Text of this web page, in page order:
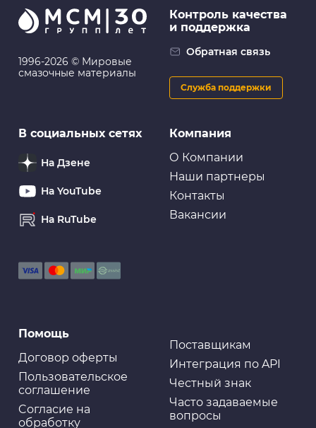
1996-2026 © Мировые
смазочные материалы
Компания
О Компании
Наши партнеры
Контакты
Вакансии
Помощь
Договор оферты
Пользовательское
соглашение
Cогласие на
обработку
Поставщикам
Интеграция по API
Честный знак
Часто задаваемые
вопросы
Контроль качества
и поддержка
Обратная связь
Служба поддержки
В социальных сетях
На Дзене
На YouTube
На RuTube